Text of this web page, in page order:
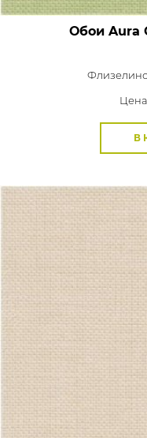
Обои Aura
В